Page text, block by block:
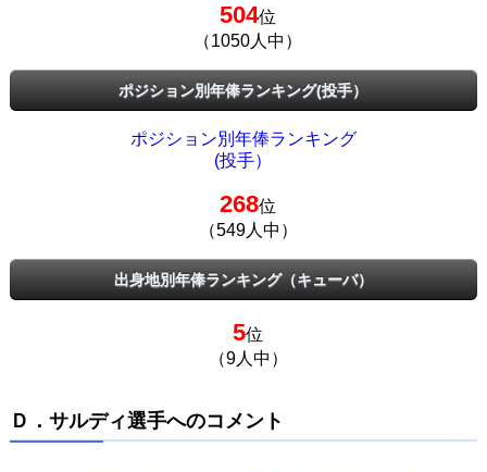
504位
（1050人中）
ポジション別年俸ランキング(投手）
ポジション別年俸ランキング
(投手）
268位
（549人中）
出身地別年俸ランキング（キューバ）
5位
（9人中）
Ｄ．サルディ選手へのコメント